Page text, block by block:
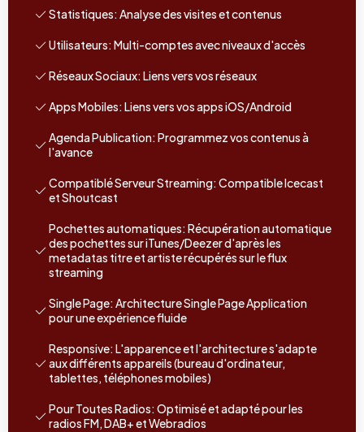
Statistiques: Analyse des visites et contenus
Utilisateurs: Multi-comptes avec niveaux d'accès
Réseaux Sociaux: Liens vers vos réseaux
Apps Mobiles: Liens vers vos apps iOS/Android
Agenda Publication: Programmez vos contenus à
l'avance
Compatiblé Serveur Streaming: Compatible Icecast
et Shoutcast
Pochettes automatiques: Récupération automatique
des pochettes sur iTunes/Deezer d'après les
metadatas titre et artiste récupérés sur le flux
streaming
Single Page: Architecture Single Page Application
pour une expérience fluide
Responsive: L'apparence et l'architecture s'adapte
aux différents appareils (bureau d'ordinateur,
tablettes, téléphones mobiles)
Pour Toutes Radios: Optimisé et adapté pour les
radios FM, DAB+ et Webradios